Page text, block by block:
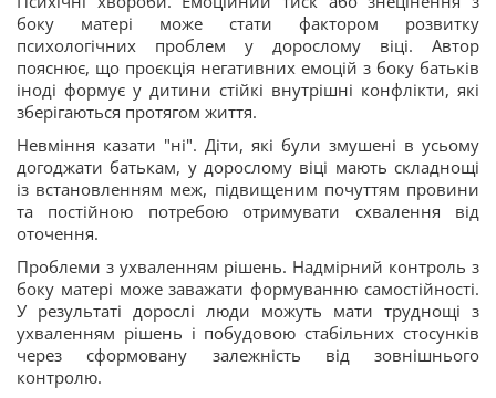
боку матері може стати фактором розвитку
психологічних проблем у дорослому віці. Автор
пояснює, що проєкція негативних емоцій з боку батьків
іноді формує у дитини стійкі внутрішні конфлікти, які
зберігаються протягом життя.
Невміння казати "ні". Діти, які були змушені в усьому
догоджати батькам, у дорослому віці мають складнощі
із встановленням меж, підвищеним почуттям провини
та постійною потребою отримувати схвалення від
оточення.
Проблеми з ухваленням рішень. Надмірний контроль з
боку матері може заважати формуванню самостійності.
У результаті дорослі люди можуть мати труднощі з
ухваленням рішень і побудовою стабільних стосунків
через сформовану залежність від зовнішнього
контролю.